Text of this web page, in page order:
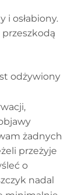
i osłabiony.
odżywiony
żadnych
przeżyje
o
nadal